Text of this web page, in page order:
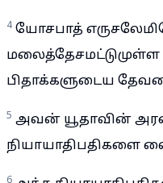
4 யோசபாத்
பிதாக்களுடைய
5 அவன் யூதாவின்
நியாயாதிபதிகளை
6